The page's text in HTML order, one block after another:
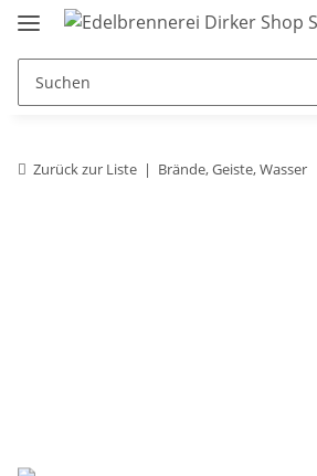
Zurück zur Liste Brände, Geiste, Wasser